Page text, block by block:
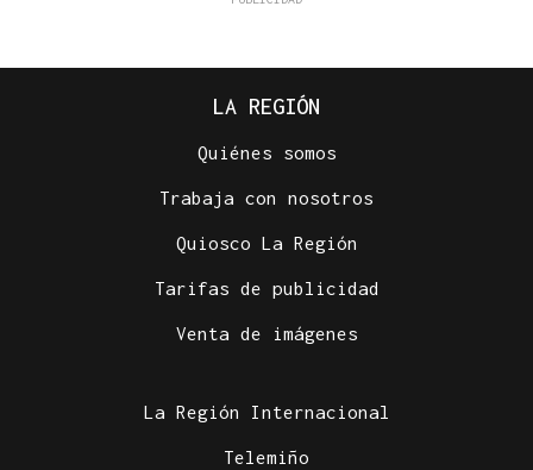
LA REGIÓN
Quiénes somos
Trabaja con nosotros
Quiosco La Región
Tarifas de publicidad
Venta de imágenes
La Región Internacional
Telemiño